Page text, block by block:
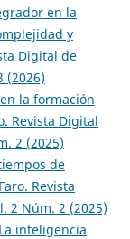
en la
y
Digital de
(2026)
la formación
Revista Digital
2 (2025)
de
Revista
2 Núm. 2 (2025)
La inteligencia